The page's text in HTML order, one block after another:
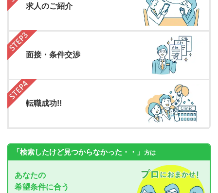
求人のご紹介
面接・条件交渉
転職成功!!
「検索したけど見つからなかった・・」 方は
あなたの
希望条件に合う